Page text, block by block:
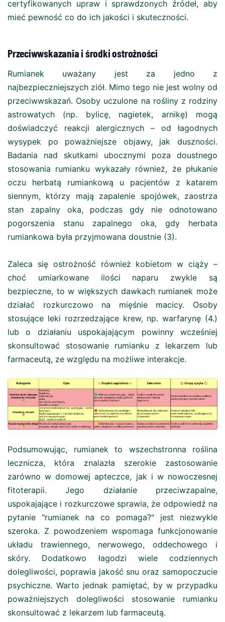
certyfikowanych upraw i sprawdzonych źródeł, aby
mieć pewność co do ich jakości i skuteczności.
Przeciwwskazania i środki ostrożności
Rumianek uważany jest za jedno z
najbezpieczniejszych ziół. Mimo tego nie jest wolny od
przeciwwskazań. Osoby uczulone na rośliny z rodziny
astrowatych (np. bylicę, nagietek, arnikę) mogą
doświadczyć reakcji alergicznych – od łagodnych
wysypek po poważniejsze objawy, jak duszności.
Badania nad skutkami ubocznymi poza doustnego
stosowania rumianku wykazały również, że płukanie
oczu herbatą rumiankową u pacjentów z katarem
siennym, którzy mają zapalenie spojówek, zaostrza
stan zapalny oka, podczas gdy nie odnotowano
pogorszenia stanu zapalnego oka, gdy herbata
rumiankowa była przyjmowana doustnie (3).
Zaleca się ostrożność również kobietom w ciąży –
choć umiarkowane ilości naparu zwykle są
bezpieczne, to w większych dawkach rumianek może
działać rozkurczowo na mięśnie macicy. Osoby
stosujące leki rozrzedzające krew, np. warfarynę (4.)
lub o działaniu uspokajającym powinny wcześniej
skonsultować stosowanie rumianku z lekarzem lub
farmaceutą, ze względu na możliwe interakcje.
Podsumowując, rumianek to wszechstronna roślina
lecznicza, która znalazła szerokie zastosowanie
zarówno w domowej apteczce, jak i w nowoczesnej
fitoterapii. Jego działanie przeciwzapalne,
uspokajające i rozkurczowe sprawia, że odpowiedź na
pytanie "rumianek na co pomaga?" jest niezwykle
szeroka. Z powodzeniem wspomaga funkcjonowanie
układu trawiennego, nerwowego, oddechowego i
skóry. Dodatkowo łagodzi wiele codziennych
dolegliwości, poprawia jakość snu oraz samopoczucie
psychiczne. Warto jednak pamiętać, by w przypadku
poważniejszych dolegliwości stosowanie rumianku
skonsultować z lekarzem lub farmaceutą.